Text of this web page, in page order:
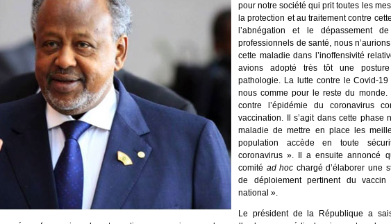
pour notre société qui prit toutes les
la protection et au traitement contre
l’abnégation et le dépassement
professionnels de santé, nous
cette maladie dans l’inoffensivité
avions adopté très tôt une
pathologie. La lutte contre le Covid-
nous comme pour le reste du
contre l’épidémie du coronavirus
vaccination. Il s’agit dans cette phase
maladie de mettre en place les
population accède en toute
coronavirus ». Il a ensuite annoncé
comité ad hoc chargé d’élaborer une
de déploiement pertinent du
national ».
Le président de la République a